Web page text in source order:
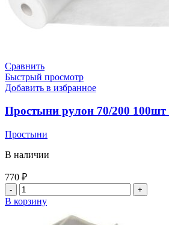
Сравнить
Быстрый просмотр
Добавить в избранное
Простыни рулон 70/200
Простыни
В наличии
770 ₽
В корзину